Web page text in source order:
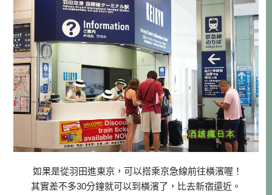
如果是從羽田進東京，可以搭乘京急線前往橫濱喔！
其實差不多30分鐘就可以到橫濱了，比去新宿還近。